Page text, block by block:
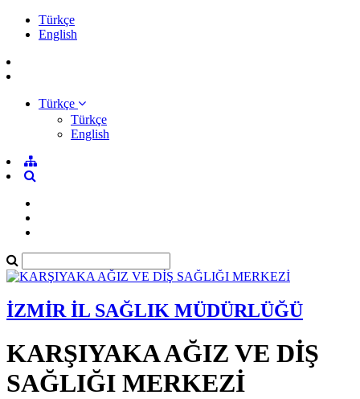
Türkçe
English
Türkçe
Türkçe
English
İZMİR İL SAĞLIK MÜDÜRLÜĞÜ
KARŞIYAKA AĞIZ VE DİŞ
SAĞLIĞI MERKEZİ